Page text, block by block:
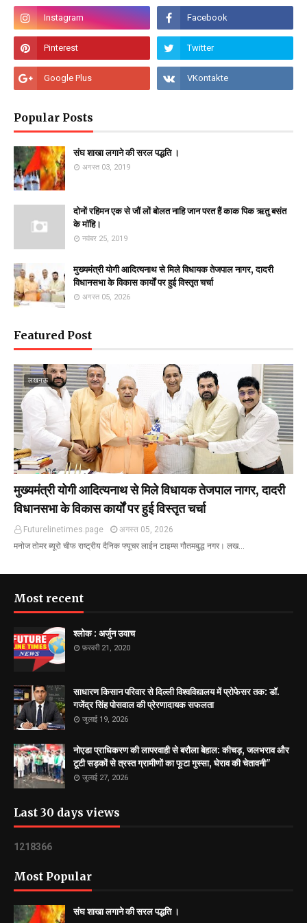
Popular Posts
संघ शाखा लगाने की सरल पद्धति ।
अगस्त 03, 2019
दोनों रहिमन एक से जौं लों बोलत नाहि जान परत हैं काक पिक ऋतु बसंत
के माॅहि।
नवंबर 25, 2019
मुख्यमंत्री योगी आदित्यनाथ से मिले विधायक तेजपाल नागर, दादरी
विधानसभा के विकास कार्यों पर हुई विस्तृत चर्चा
अगस्त 05, 2026
Featured Post
लखनऊ
मुख्यमंत्री योगी आदित्यनाथ से मिले विधायक तेजपाल नागर, दादरी
विधानसभा के विकास कार्यों पर हुई विस्तृत चर्चा
Futurelinetimes.page
अगस्त 05, 2026
मनोज तोमर ब्यूरो चीफ राष्ट्रीय दैनिक फ्यूचर लाईन टाइम्स गौतमबुद्ध नगर। लख…
Most recent
श्लोक : अर्जुन उवाच
फ़रवरी 21, 2020
साधारण किसान परिवार से दिल्ली विश्वविद्यालय में प्रोफेसर तक: डॉ.
गजेंद्र सिंह पोसवाल की प्रेरणादायक सफलता
जुलाई 19, 2026
नोएडा प्राधिकरण की लापरवाही से बरौला बेहाल: कीचड़, जलभराव और
टूटी सड़कों से त्रस्त ग्रामीणों का फूटा गुस्सा, घेराव की चेतावनी"
जुलाई 27, 2026
Last 30 days views
1 21 8366
Most Popular
संघ शाखा लगाने की सरल पद्धति ।